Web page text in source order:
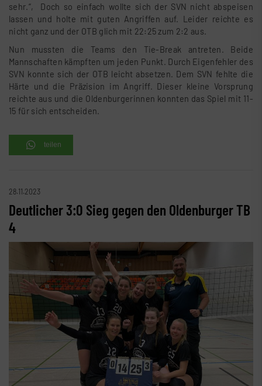
sehr.“, Doch so einfach wollte sich der SVN nicht abspeisen
lassen und holte mit guten Angriffen auf. Leider reichte es
nicht ganz und der OTB glich mit 22:25 zum 2:2 aus.
Nun mussten die Teams den Tie-Break antreten. Beide
Mannschaften kämpften um jeden Punkt. Durch Eigenfehler des
SVN konnte sich der OTB leicht absetzen. Dem SVN fehlte die
Härte und die Präzision im Angriff. Dieser kleine Vorsprung
reichte aus und die Oldenburgerinnen konnten das Spiel mit 11-
15 für sich entscheiden.
teilen
28.11.2023
Deutlicher 3:0 Sieg gegen den Oldenburger TB
4